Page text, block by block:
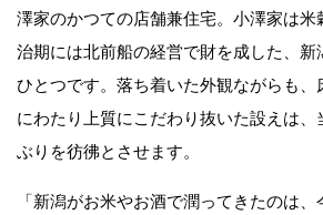
澤家のかつての店舗兼住宅。小澤家は米
治期には北前船の経営で財を成した、新
ひとつです。落ち着いた外観ながらも、
にわたり上質にこだわり抜いた設えは、
ぶりを彷彿とさせます。
「新潟がお米やお酒で潤ってきたのは